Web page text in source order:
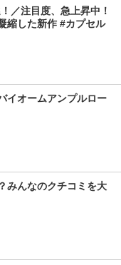
／注目度、急上昇中！
縮した新作 #カプセル
イオームアンプルロー
みんなのクチコミを大